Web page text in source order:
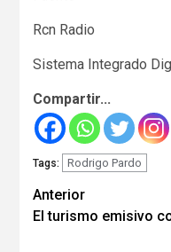
Rcn Radio
Sistema Integrado
Compartir...
Tags: Rodrigo Pardo
Seguir
leyendo
Anterior
El turismo emisivo